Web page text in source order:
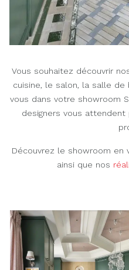
Vous souhaitez découvrir
cuisine, le salon, la salle de
vous dans votre showroom
designers vous attendent
Découvrez le showroom en
ainsi que nos